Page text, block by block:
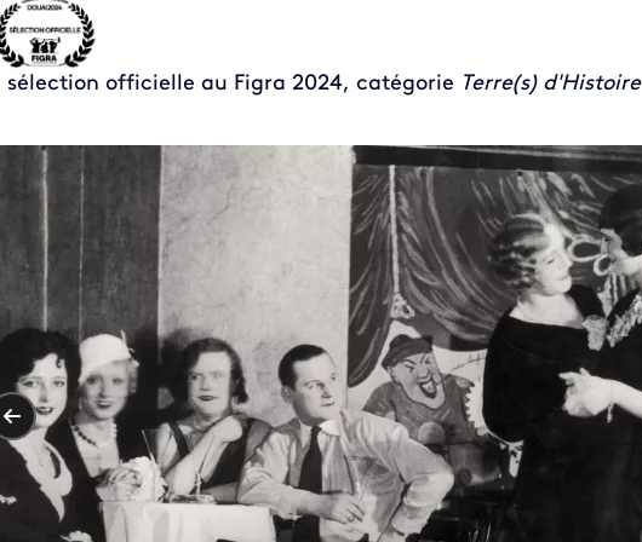
sélection officielle au Figra 2024, catégorie Terre(s) d'Histoire